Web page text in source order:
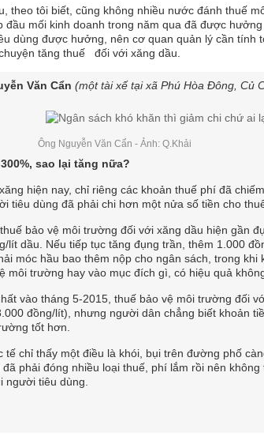
theo tôi biết, cũng không nhiều nước đánh thuế
đầu mối kinh doanh trong năm qua đã được
dùng được hưởng, nên cơ quan quản lý cần tính
tăng thuế đối với xăng dầu.
Văn Cẩn(một tài xế tại xã Phú Hòa Đông, Củ
Ông Nguyễn Văn Cẩn - Ảnh: Q.Khải
sao lại tăng nữa?
hiện nay, chỉ riêng các khoản thuế phí đã
tiêu dùng đã phải chi hơn một nửa số tiền cho
bảo vệ môi trường đối với xăng dầu hiện gần
lít dầu. Nếu tiếp tục tăng đụng trần, thêm 1.000
móc hầu bao thêm nộp cho ngân sách, trong
môi trường hay vào mục đích gì, có hiệu quả
vào tháng 5-2015, thuế bảo vệ môi trường đối
đồng/lít), nhưng người dân chẳng biết khoản
tốt hơn.
tế chỉ thấy một điều là khói, bụi trên đường phố
phải đóng nhiều loại thuế, phí lắm rồi nên
người tiêu dùng.